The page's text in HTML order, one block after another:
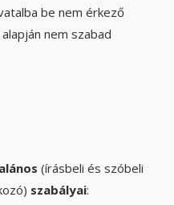
be nem érkező
nem szabad
(írásbeli és szóbeli
szabályai: